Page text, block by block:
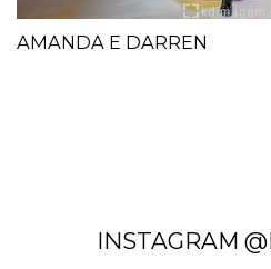
AMANDA E DARREN
INSTAGRAM